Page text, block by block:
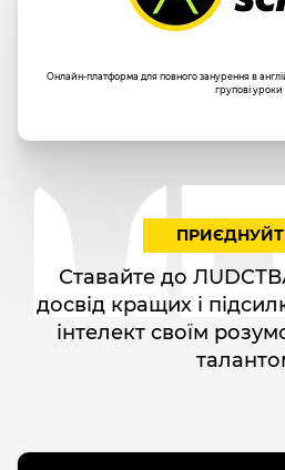
Онлайн-платформа для повного занурення в
групові уроки
Ставайте до
досвід кращих і
інтелект своїм